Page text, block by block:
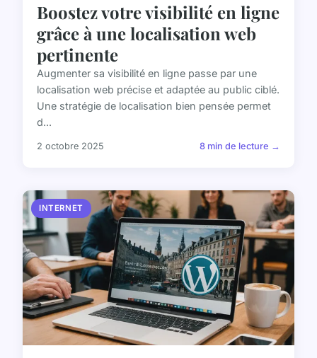
Boostez votre visibilité en ligne
grâce à une localisation web
pertinente
Augmenter sa visibilité en ligne passe par une
localisation web précise et adaptée au public ciblé.
Une stratégie de localisation bien pensée permet
d...
2 octobre 2025 8 min de lecture →
INTERNET